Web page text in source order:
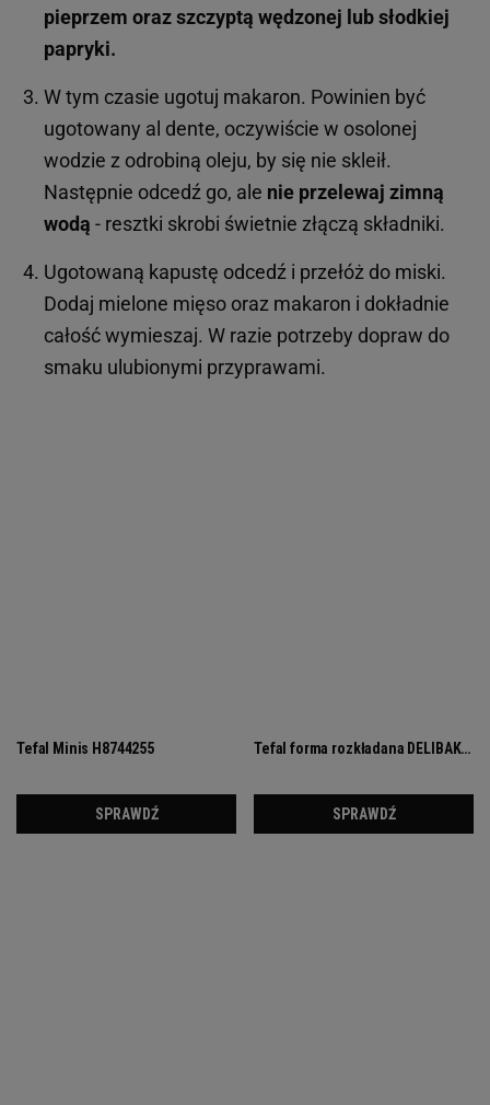
pieprzem oraz szczyptą wędzonej lub słodkiej
papryki.
W tym czasie ugotuj makaron. Powinien być
ugotowany al dente, oczywiście w osolonej
wodzie z odrobiną oleju, by się nie skleił.
Następnie odcedź go, ale nie przelewaj zimną
wodą - resztki skrobi świetnie złączą składniki.
Ugotowaną kapustę odcedź i przełóż do miski.
Dodaj mielone mięso oraz makaron i dokładnie
całość wymieszaj. W razie potrzeby dopraw do
smaku ulubionymi przyprawami.